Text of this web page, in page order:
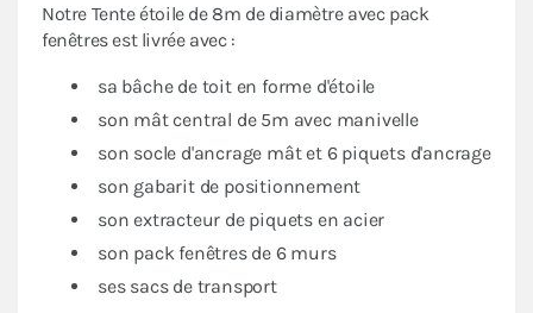
Notre Tente étoile de 8m de diamètre avec pack
fenêtres est livrée avec :
sa bâche de toit en forme d'étoile
son mât central de 5m avec manivelle
son socle d'ancrage mât et 6 piquets d'ancrage
son gabarit de positionnement
son extracteur de piquets en acier
son pack fenêtres de 6 murs
ses sacs de transport